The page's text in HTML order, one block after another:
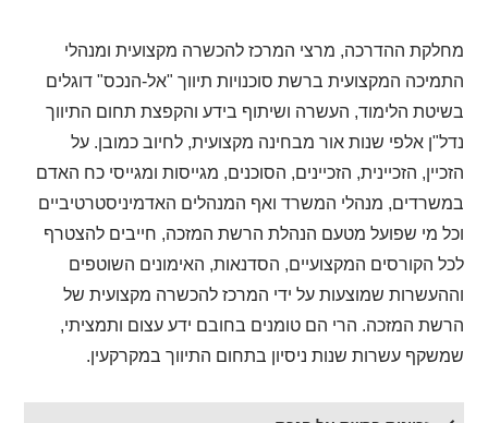
מחלקת ההדרכה, מרצי המרכז להכשרה מקצועית ומנהלי
התמיכה המקצועית ברשת סוכנויות תיווך "אל-הנכס" דוגלים
בשיטת הלימוד, העשרה ושיתוף בידע והקפצת תחום התיווך
נדל"ן אלפי שנות אור מבחינה מקצועית, לחיוב כמובן. על
הזכיין, הזכיינית, הזכיינים, הסוכנים, מגייסות ומגייסי כח האדם
במשרדים, מנהלי המשרד ואף המנהלים האדמיניסטרטיביים
וכל מי שפועל מטעם הנהלת הרשת המזכה, חייבים להצטרף
לכל הקורסים המקצועיים, הסדנאות, האימונים השוטפים
וההעשרות שמוצעות על ידי המרכז להכשרה מקצועית של
הרשת המזכה. הרי הם טומנים בחובם ידע עצום ותמציתי,
שמשקף עשרות שנות ניסיון בתחום התיווך במקרקעין.